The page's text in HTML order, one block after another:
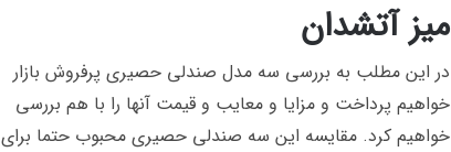
میز آتشدان
در این مطلب به بررسی سه مدل صندلی حصیری پرفروش بازار
خواهیم پرداخت و مزایا و معایب و قیمت آنها را با هم بررسی
خواهیم کرد. مقایسه این سه صندلی حصیری محبوب حتما برای